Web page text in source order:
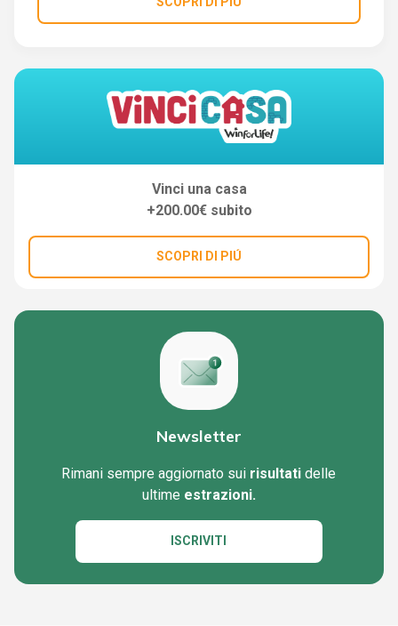
Vinci una casa
+200.00€ subito
SCOPRI DI PIÚ
Newsletter
Rimani sempre aggiornato sui risultati delle
ultime estrazioni.
ISCRIVITI